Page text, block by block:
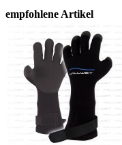
empfohlene Artikel